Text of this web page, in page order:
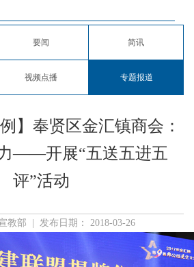
会员专栏
政议政
信息库
系我们
要闻 简讯
视频点播 专题报道
】奉贤区金汇镇商会：
——开展“五送五进五
评”活动
教部 | 发布日期： 2018-03-26